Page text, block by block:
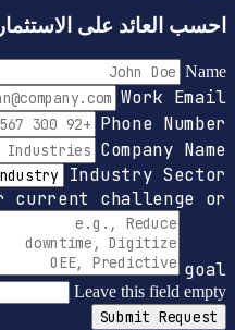
احسب العائد على
Name
Work Email
Phone Number
Company Name
Industry Sector
current challenge or
goal
Leave this field empty
Submit Request